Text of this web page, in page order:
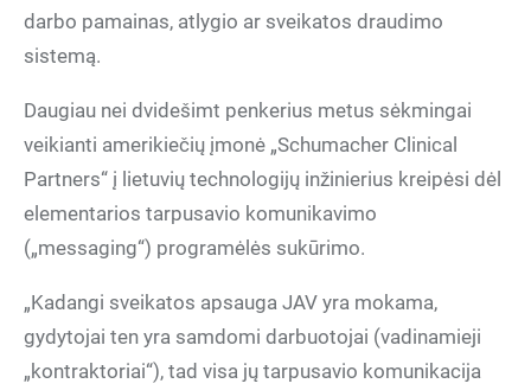
darbo pamainas, atlygio ar sveikatos draudimo
sistemą.
Daugiau nei dvidešimt penkerius metus sėkmingai
veikianti amerikiečių įmonė „Schumacher Clinical
Partners“ į lietuvių technologijų inžinierius kreipėsi dėl
elementarios tarpusavio komunikavimo
(„messaging“) programėlės sukūrimo.
„Kadangi sveikatos apsauga JAV yra mokama,
gydytojai ten yra samdomi darbuotojai (vadinamieji
„kontraktoriai“), tad visa jų tarpusavio komunikacija